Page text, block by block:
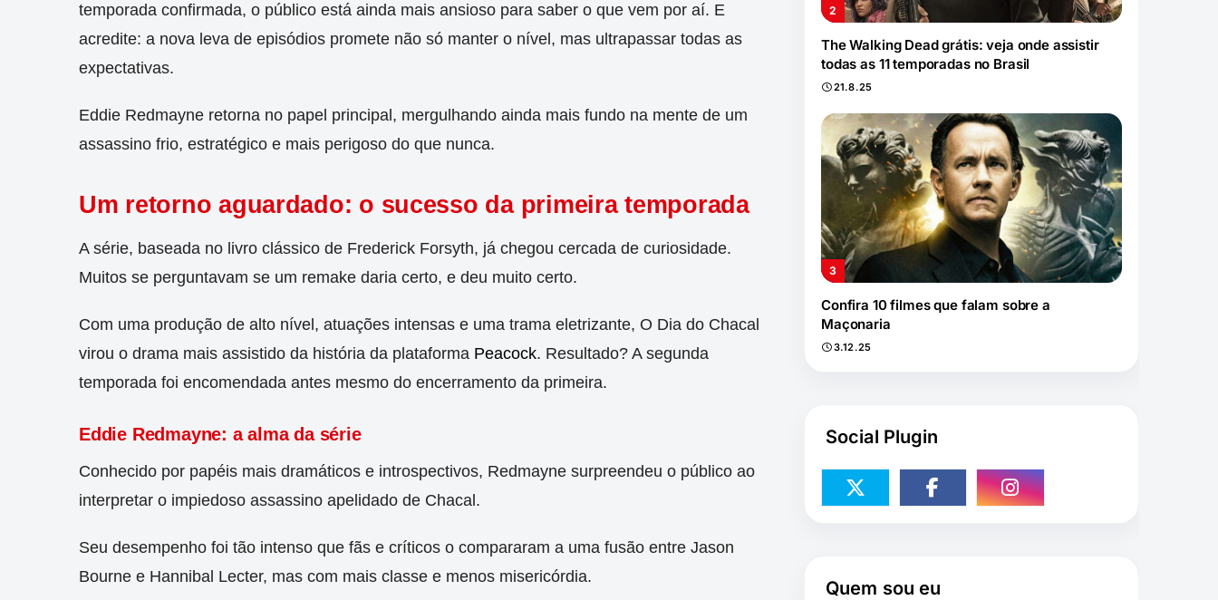
temporada confirmada, o público está ainda mais ansioso para saber o que vem por aí. E
acredite: a nova leva de episódios promete não só manter o nível, mas ultrapassar todas as
expectativas.
Eddie Redmayne retorna no papel principal, mergulhando ainda mais fundo na mente de um
assassino frio, estratégico e mais perigoso do que nunca.
Um retorno aguardado: o sucesso da primeira temporada
A série, baseada no livro clássico de Frederick Forsyth, já chegou cercada de curiosidade.
Muitos se perguntavam se um remake daria certo, e deu muito certo.
Com uma produção de alto nível, atuações intensas e uma trama eletrizante, O Dia do Chacal
virou o drama mais assistido da história da plataforma Peacock. Resultado? A segunda
temporada foi encomendada antes mesmo do encerramento da primeira.
Eddie Redmayne: a alma da série
Conhecido por papéis mais dramáticos e introspectivos, Redmayne surpreendeu o público ao
interpretar o impiedoso assassino apelidado de Chacal.
Seu desempenho foi tão intenso que fãs e críticos o compararam a uma fusão entre Jason
Bourne e Hannibal Lecter, mas com mais classe e menos misericórdia.
The Walking Dead grátis: veja onde assistir
todas as 11 temporadas no Brasil
21.8.25
Confira 10 filmes que falam sobre a
Maçonaria
3.12.25
Social Plugin
Quem sou eu